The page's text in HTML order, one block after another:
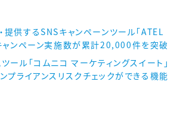
提供するSNSキャンペーンツール「ATEL
キャンペーン実施数が累計20,000件を突破
ール「コムニコ マーケティングスイート」
プライアンスリスクチェックができる機能